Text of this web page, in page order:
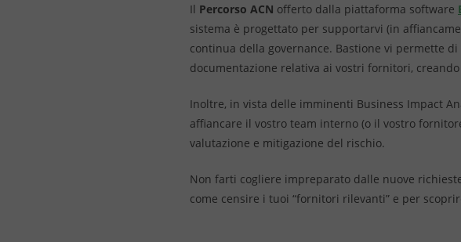
Il Percorso ACN offerto dalla piattaforma software
sistema è progettato per supportarvi (in
continua della governance. Bastione vi permette
documentazione relativa ai vostri fornitori,
Inoltre, in vista delle imminenti Business Impact
affiancare il vostro team interno (o il vostro
valutazione e mitigazione del rischio.
Non farti cogliere impreparato dalle nuove richieste
come censire i tuoi “fornitori rilevanti” e per